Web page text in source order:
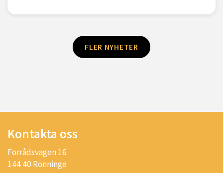
FLER NYHETER
Kontakta oss
Förrådsvägen 16
144 40 Rönninge